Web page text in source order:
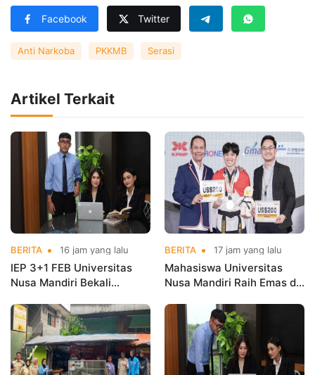
Facebook Twitter
Anti Narkoba PKKMB Serasi
Artikel Terkait
BERITA 16 jam yang lalu
IEP 3+1 FEB Universitas
Nusa Mandiri Bekali
Kerja Sebelum Lulus
BERITA 17 jam yang lalu
Mahasiswa Universitas
Nusa Mandiri Raih Emas di
Indonesia Open
Championships 2026